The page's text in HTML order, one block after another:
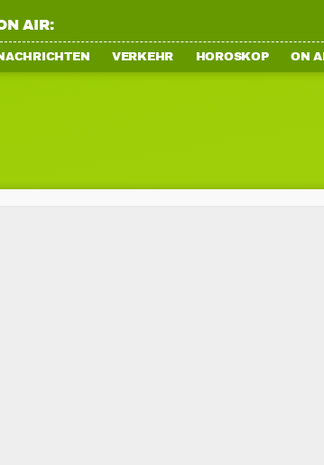
AIR:
VERKEHR HOROSKOP ON